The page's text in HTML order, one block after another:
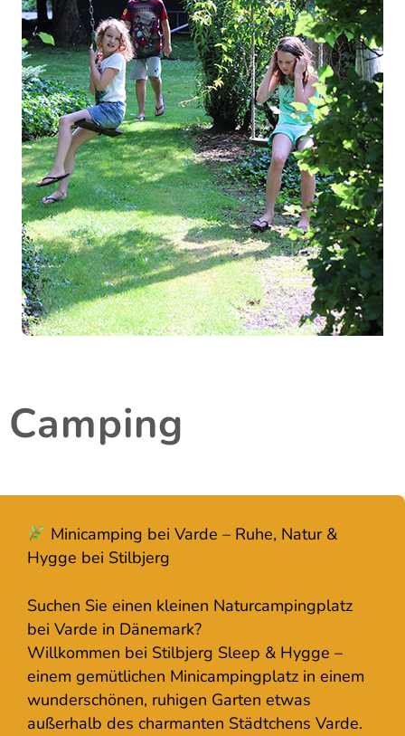
Camping
Minicamping bei Varde – Ruhe, Natur &
Hygge bei Stilbjerg
Suchen Sie einen kleinen Naturcampingplatz
bei Varde in Dänemark?
Willkommen bei Stilbjerg Sleep & Hygge –
einem gemütlichen Minicampingplatz in einem
wunderschönen, ruhigen Garten etwas
außerhalb des charmanten Städtchens Varde.